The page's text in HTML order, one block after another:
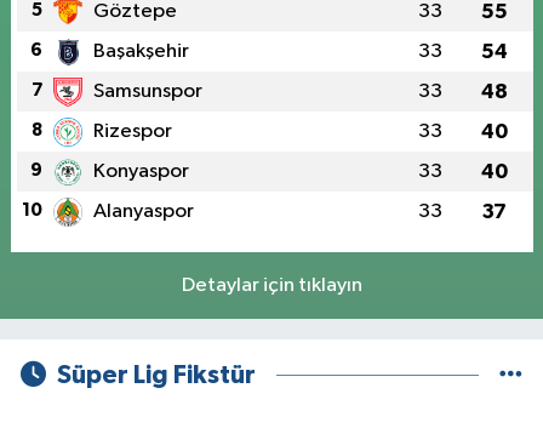
5 Göztepe 33 55
6 Başakşehir 33 54
7 Samsunspor 33 48
8 Rizespor 33 40
9 Konyaspor 33 40
10 Alanyaspor 33 37
Detaylar için tıklayın
Süper Lig Fikstür